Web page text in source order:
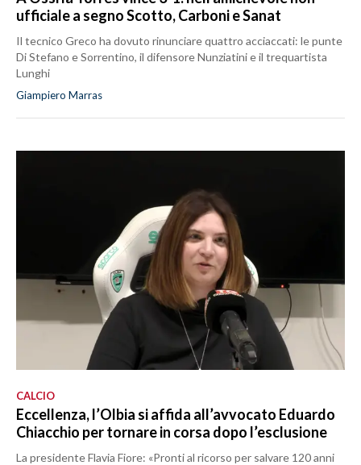
ufficiale a segno Scotto, Carboni e Sanat
Il tecnico Greco ha dovuto rinunciare quattro acciaccati: le punte
Di Stefano e Sorrentino, il difensore Nunziatini e il trequartista
Lunghi
Giampiero Marras
CALCIO
Eccellenza, l’Olbia si affida all’avvocato Eduardo
Chiacchio per tornare in corsa dopo l’esclusione
La presidente Flavia Fiore: «Pronti al ricorso per salvare 120 anni